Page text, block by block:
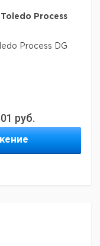
Process
Process DG
руб.